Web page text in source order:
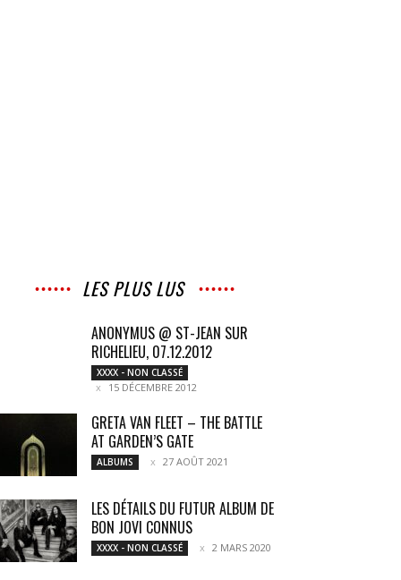
LES PLUS LUS
ANONYMUS @ ST-JEAN SUR
RICHELIEU, 07.12.2012
XXXX - NON CLASSÉ
15 DÉCEMBRE 2012
GRETA VAN FLEET – THE BATTLE
AT GARDEN’S GATE
ALBUMS 27 AOÛT 2021
LES DÉTAILS DU FUTUR ALBUM DE
BON JOVI CONNUS
XXXX - NON CLASSÉ 2 MARS 2020